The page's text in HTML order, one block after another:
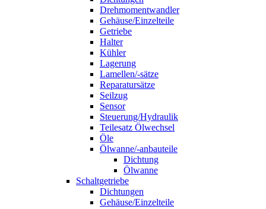
Drehmomentwandler
Gehäuse/Einzelteile
Getriebe
Halter
Kühler
Lagerung
Lamellen/-sätze
Reparatursätze
Seilzug
Sensor
Steuerung/Hydraulik
Teilesatz Ölwechsel
Öle
Ölwanne/-anbauteile
Dichtung
Ölwanne
Schaltgetriebe
Dichtungen
Gehäuse/Einzelteile